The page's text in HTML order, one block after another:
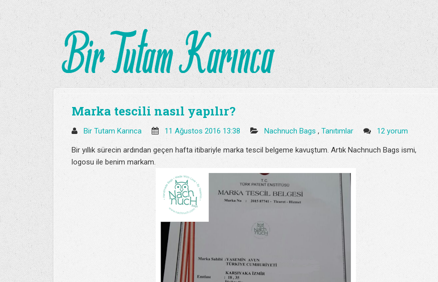
Marka tescili nasıl yapılır?
Bir Tutam Karınca 11 Ağustos 2016 13:38 Nachnuch Bags , Tanıtımlar 12 yorum
Bir yıllık sürecin ardından geçen hafta itibariyle marka tescil belgeme kavuştum. Artık Nachnuch Bags ismi,
logosu ile benim markam.